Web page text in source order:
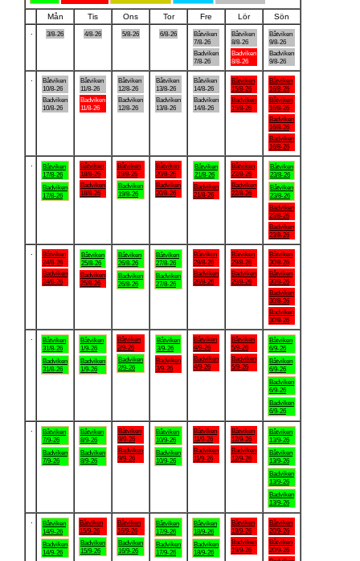
Mån Tis Ons Tor Fre Lör
Sön
3/8-26 4/8-26 5/8-26 6/8-26
Båtviken
7/8-26
Badviken
7/8-26
Båtviken
8/8-26
Badviken
8/8-26
Båtviken
9/8-26
Badviken
9/8-26
Båtviken
10/8-26
Badviken
10/8-26
Båtviken
11/8-26
Badviken
11/8-26
Båtviken
12/8-26
Badviken
12/8-26
Båtviken
13/8-26
Badviken
13/8-26
Båtviken
14/8-26
Badviken
14/8-26
Båtviken
15/8-26
Badviken
15/8-26
Båtviken
16/8-26
Båtviken
16/8-26
Badviken
16/8-26
Badviken
16/8-26
Båtviken
17/8-26
Badviken
17/8-26
Båtviken
18/8-26
Badviken
18/8-26
Båtviken
19/8-26
Badviken
19/8-26
Båtviken
20/8-26
Badviken
20/8-26
Båtviken
21/8-26
Badviken
21/8-26
Båtviken
22/8-26
Badviken
22/8-26
Båtviken
23/8-26
Båtviken
23/8-26
Badviken
23/8-26
Badviken
23/8-26
Båtviken
24/8-26
Badviken
24/8-26
Båtviken
25/8-26
Badviken
25/8-26
Båtviken
26/8-26
Badviken
26/8-26
Båtviken
27/8-26
Badviken
27/8-26
Båtviken
28/8-26
Badviken
28/8-26
Båtviken
29/8-26
Badviken
29/8-26
Båtviken
30/8-26
Båtviken
30/8-26
Badviken
30/8-26
Badviken
30/8-26
Båtviken
31/8-26
Badviken
31/8-26
Båtviken
1/9-26
Badviken
1/9-26
Båtviken
2/9-26
Badviken
2/9-26
Båtviken
3/9-26
Badviken
3/9-26
Båtviken
4/9-26
Badviken
4/9-26
Båtviken
5/9-26
Badviken
5/9-26
Båtviken
6/9-26
Båtviken
6/9-26
Badviken
6/9-26
Badviken
6/9-26
Båtviken
7/9-26
Badviken
7/9-26
Båtviken
8/9-26
Badviken
8/9-26
Båtviken
9/9-26
Badviken
9/9-26
Båtviken
10/9-26
Badviken
10/9-26
Båtviken
11/9-26
Badviken
11/9-26
Båtviken
12/9-26
Badviken
12/9-26
Båtviken
13/9-26
Båtviken
13/9-26
Badviken
13/9-26
Badviken
13/9-26
Båtviken
14/9-26
Badviken
14/9-26
Båtviken
15/9-26
Badviken
15/9-26
Båtviken
16/9-26
Badviken
16/9-26
Båtviken
17/9-26
Badviken
17/9-26
Båtviken
18/9-26
Badviken
18/9-26
Båtviken
19/9-26
Badviken
19/9-26
Båtviken
20/9-26
Båtviken
20/9-26